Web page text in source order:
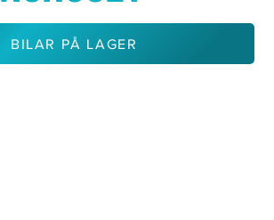
BILAR PÅ LAGER